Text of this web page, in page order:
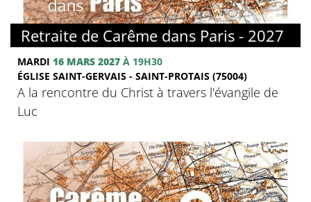
© FMJ
Retraite de Carême dans Paris - 2027
MARDI 16 MARS 2027 À 19H30
ÉGLISE SAINT-GERVAIS - SAINT-PROTAIS (75004)
A la rencontre du Christ à travers l'évangile de
Luc